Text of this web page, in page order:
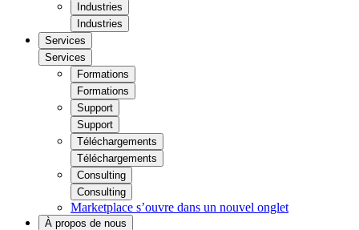
Industries
Industries
Services
Services
Formations
Formations
Support
Support
Téléchargements
Téléchargements
Consulting
Consulting
Marketplace s’ouvre dans un nouvel onglet
À propos de nous